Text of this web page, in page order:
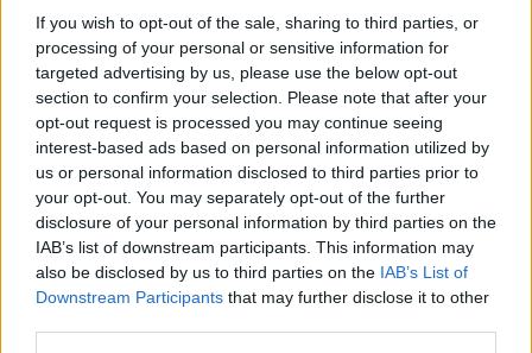
If you wish to opt-out of the sale, sharing to third parties, or
processing of your personal or sensitive information for
targeted advertising by us, please use the below opt-out
section to confirm your selection. Please note that after your
opt-out request is processed you may continue seeing
interest-based ads based on personal information utilized by
us or personal information disclosed to third parties prior to
your opt-out. You may separately opt-out of the further
disclosure of your personal information by third parties on the
IAB’s list of downstream participants. This information may
also be disclosed by us to third parties on the IAB’s List of
Downstream Participants that may further disclose it to other
jön szembe GSO-n vagy a social médiában. Segítünk,
hogy naprakész maradj, kiválogatjuk neked a
legjobbakat,iratkozz fel hírlevelünkre!
Kijelentem, hogy azadatkezelési nyilatkozattartalmát
megismertem és azt elfogadom.
Feliratkozom